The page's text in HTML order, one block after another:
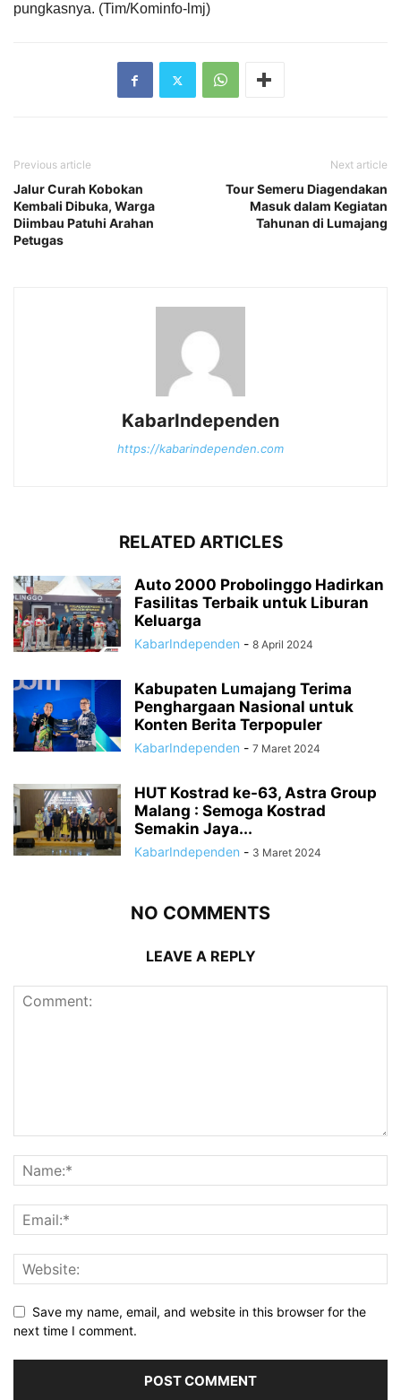
pungkasnya. (Tim/Kominfo-lmj)
Previous article
Jalur Curah Kobokan
Kembali Dibuka, Warga
Diimbau Patuhi Arahan
Petugas
Next article
Tour Semeru Diagendakan
Masuk dalam Kegiatan
Tahunan di Lumajang
KabarIndependen
https://kabarindependen.com
RELATED ARTICLES
Auto 2000 Probolinggo Hadirkan
Fasilitas Terbaik untuk Liburan
Keluarga
KabarIndependen - 8 April 2024
Kabupaten Lumajang Terima
Penghargaan Nasional untuk
Konten Berita Terpopuler
KabarIndependen - 7 Maret 2024
HUT Kostrad ke-63, Astra Group
Malang : Semoga Kostrad
Semakin Jaya...
KabarIndependen - 3 Maret 2024
NO COMMENTS
LEAVE A REPLY
Save my name, email, and website in this browser for the
next time I comment.